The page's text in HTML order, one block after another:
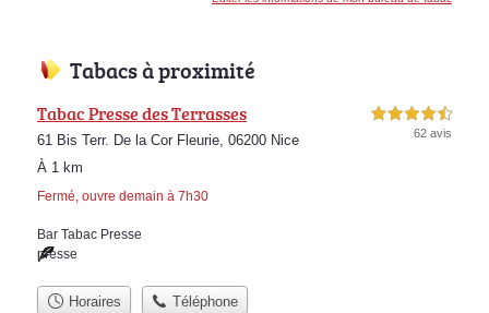
Tabacs à proximité
Tabac Presse des Terrasses
61 Bis Terr. De la Cor Fleurie, 06200 Nice
À 1 km
Fermé, ouvre demain à 7h30
4,5 étoiles sur 5
62 avis
Bar Tabac Presse
presse
Horaires Téléphone